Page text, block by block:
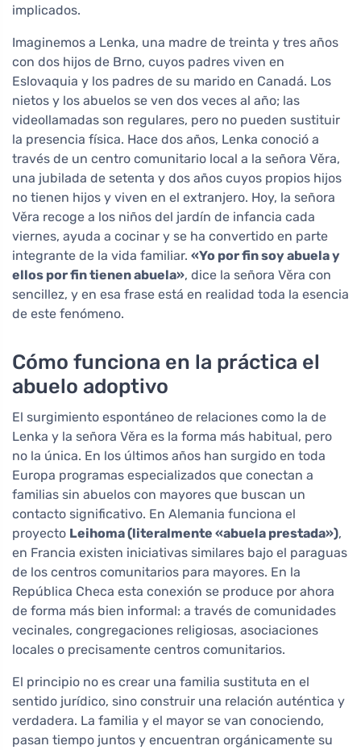
implicados.
Imaginemos a Lenka, una madre de treinta y tres años
con dos hijos de Brno, cuyos padres viven en
Eslovaquia y los padres de su marido en Canadá. Los
nietos y los abuelos se ven dos veces al año; las
videollamadas son regulares, pero no pueden sustituir
la presencia física. Hace dos años, Lenka conoció a
través de un centro comunitario local a la señora Věra,
una jubilada de setenta y dos años cuyos propios hijos
no tienen hijos y viven en el extranjero. Hoy, la señora
Věra recoge a los niños del jardín de infancia cada
viernes, ayuda a cocinar y se ha convertido en parte
integrante de la vida familiar. «Yo por fin soy abuela y
ellos por fin tienen abuela», dice la señora Věra con
sencillez, y en esa frase está en realidad toda la esencia
de este fenómeno.
Cómo funciona en la práctica el
abuelo adoptivo
El surgimiento espontáneo de relaciones como la de
Lenka y la señora Věra es la forma más habitual, pero
no la única. En los últimos años han surgido en toda
Europa programas especializados que conectan a
familias sin abuelos con mayores que buscan un
contacto significativo. En Alemania funciona el
proyecto Leihoma (literalmente «abuela prestada»),
en Francia existen iniciativas similares bajo el paraguas
de los centros comunitarios para mayores. En la
República Checa esta conexión se produce por ahora
de forma más bien informal: a través de comunidades
vecinales, congregaciones religiosas, asociaciones
locales o precisamente centros comunitarios.
El principio no es crear una familia sustituta en el
sentido jurídico, sino construir una relación auténtica y
verdadera. La familia y el mayor se van conociendo,
pasan tiempo juntos y encuentran orgánicamente su